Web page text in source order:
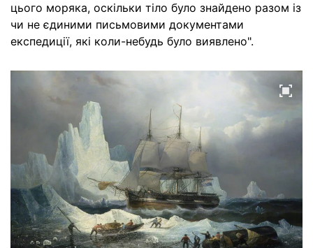
цього моряка, оскільки тіло було знайдено разом із
чи не єдиними письмовими документами
експедиції, які коли-небудь було виявлено".